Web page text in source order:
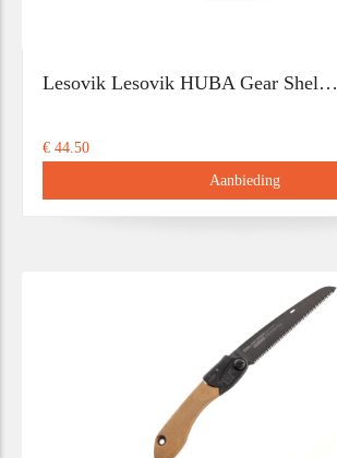
Lesovik Lesovik HUBA Gear Shel…
€ 44.50
Aanbieding